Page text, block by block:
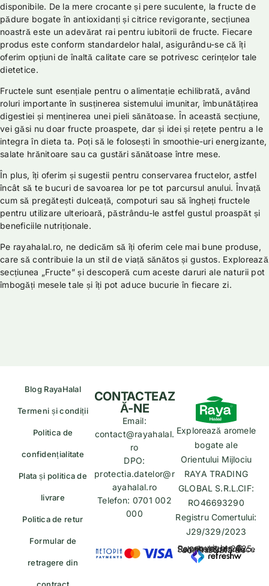
disponibile. De la mere crocante și pere suculente, la fructe de
pădure bogate în antioxidanți și citrice revigorante, secțiunea
noastră este un adevărat rai pentru iubitorii de fructe. Fiecare
produs este conform standardelor halal, asigurându-se că îți
oferim opțiuni de înaltă calitate care se potrivesc cerințelor tale
dietetice.
Fructele sunt esențiale pentru o alimentație echilibrată, având
roluri importante în susținerea sistemului imunitar, îmbunătățirea
digestiei și menținerea unei pieli sănătoase. În această secțiune,
vei găsi nu doar fructe proaspete, dar și idei și rețete pentru a le
integra în dieta ta. Poți să le folosești în smoothie-uri energizante,
salate hrănitoare sau ca gustări sănătoase între mese.
În plus, îți oferim și sugestii pentru conservarea fructelor, astfel
încât să te bucuri de savoarea lor pe tot parcursul anului. Învață
cum să pregătești dulceață, compoturi sau să îngheți fructele
pentru utilizare ulterioară, păstrându-le astfel gustul proaspăt și
beneficiile nutriționale.
Pe rayahalal.ro, ne dedicăm să îți oferim cele mai bune produse,
care să contribuie la un stil de viață sănătos și gustos. Explorează
secțiunea „Fructe” și descoperă cum aceste daruri ale naturii pot
îmbogăți mesele tale și îți pot aduce bucurie în fiecare zi.
Blog RayaHalal
Termeni și condiții
Politica de
confidențialitate
Plata și politica de
livrare
Politica de retur
Formular de
retragere din
Explorează aromele
bogate ale
Orientului Mijlociu
RAYA TRADING
GLOBAL S.R.L.CIF:
RO46693290
Registru Comertului:
J29/329/2023
copyrights © Rayahalal.ro 2025. Soluție eCommerce administrată de
CONTACTEAZ
Ă-NE
Email:
contact@rayahalal.
ro
DPO:
protectia.datelor@r
ayahalal.ro
Telefon: 0701 002
000